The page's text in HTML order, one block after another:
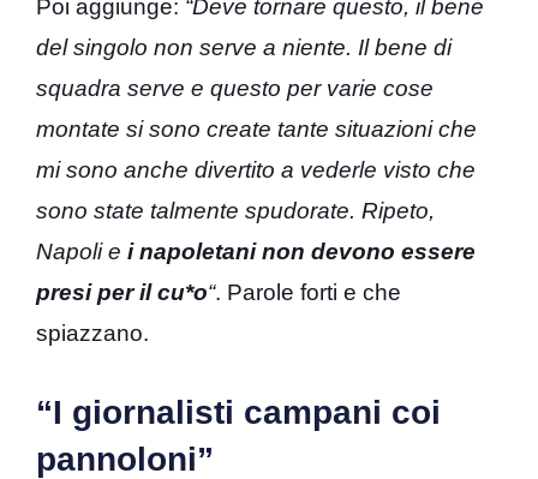
Poi aggiunge: “Deve tornare questo, il bene
del singolo non serve a niente. Il bene di
squadra serve e questo per varie cose
montate si sono create tante situazioni che
mi sono anche divertito a vederle visto che
sono state talmente spudorate. Ripeto,
Napoli e i napoletani non devono essere
presi per il cu*o“. Parole forti e che
spiazzano.
“I giornalisti campani coi
pannoloni”